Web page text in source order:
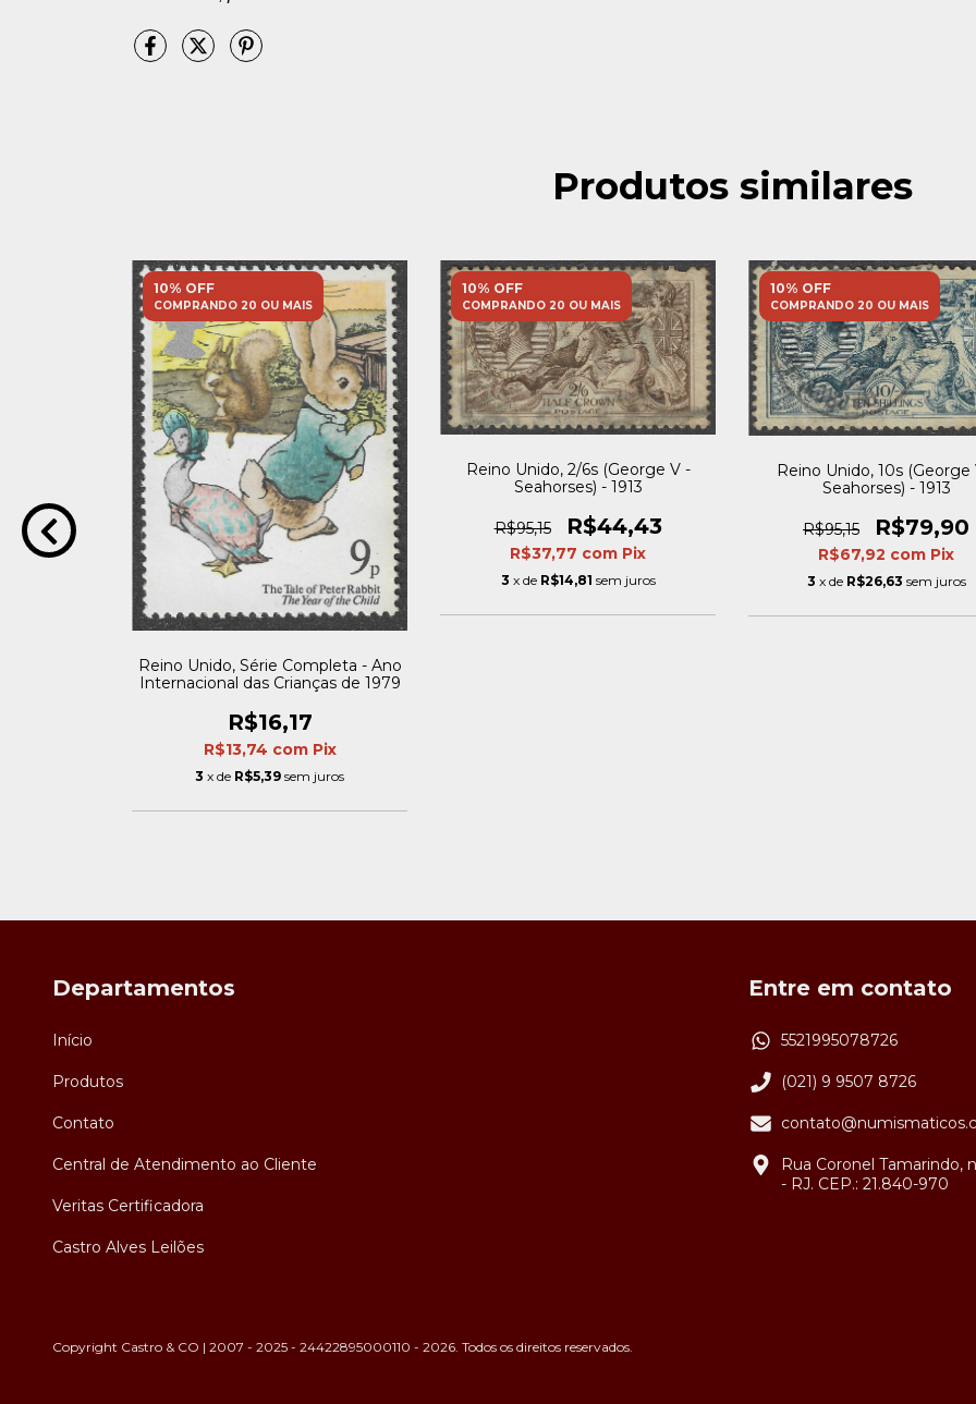
Produtos similares
Pix
10% OFF
COMPRANDO 20 OU MAIS
Reino Unido, Série Completa - Ano
Internacional das Crianças de 1979
R$16,17
R$13,74 com Pix
3 x de R$5,39 sem juros
10% OFF
COMPRANDO 20 OU MAIS
Reino Unido, 2/6s (George V -
Seahorses) - 1913
R$95,15 R$44,43
R$37,77 com Pix
3 x de R$14,81 sem juros
10% OFF
COMPRANDO 20 OU MAIS
Reino Unido, 10s (George
Seahorses) - 1913
R$95,15 R$79,90
R$67,92 com Pix
3 x de R$26,63 sem juros
Departamentos
Início
Produtos
Contato
Central de Atendimento ao Cliente
Veritas Certificadora
Castro Alves Leilões
Entre em contato
5521995078726
(021) 9 9507 8726
Rua Coronel Tamarindo,
- RJ. CEP.: 21.840-970
Copyright Castro & CO | 2007 - 2025 - 24422895000110 - 2026. Todos os direitos reservados.